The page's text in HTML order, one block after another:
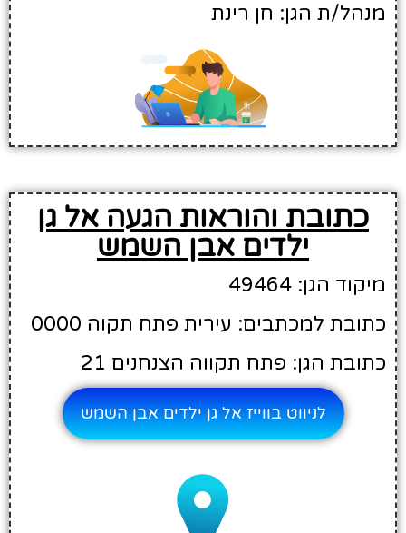
מנהל/ת הגן: חן רינת
כתובת והוראות הגעה אל גן
ילדים אבן השמש
מיקוד הגן: 49464
כתובת למכתבים: עירית פתח תקוה 0000
כתובת הגן: פתח תקווה הצנחנים 21
לניווט בווייז אל גן ילדים אבן השמש